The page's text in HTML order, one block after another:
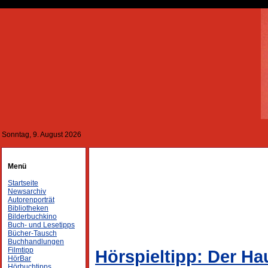
Sonntag, 9. August 2026
Menü
Startseite
Newsarchiv
Autorenporträt
Bibliotheken
Bilderbuchkino
Buch- und Lesetipps
Bücher-Tausch
Buchhandlungen
Filmtipp
HörBar
Hörspieltipp: Der